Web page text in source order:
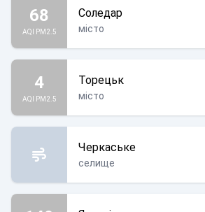
68
AQI PM2.5
Соледар
місто
4
AQI PM2.5
Торецьк
місто
Черкаське
селище